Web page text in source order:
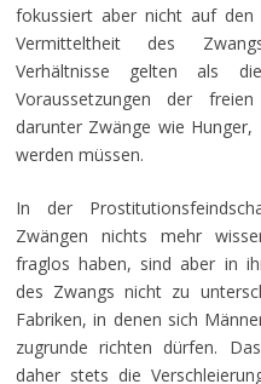
fokussiert aber nicht auf
Vermitteltheit des
Verhältnisse gelten als
Voraussetzungen der
darunter Zwänge wie
werden müssen.
In der
Zwängen nichts mehr
fraglos haben, sind aber in
des Zwangs nicht zu
Fabriken, in denen sich
zugrunde richten dürfen.
daher stets die